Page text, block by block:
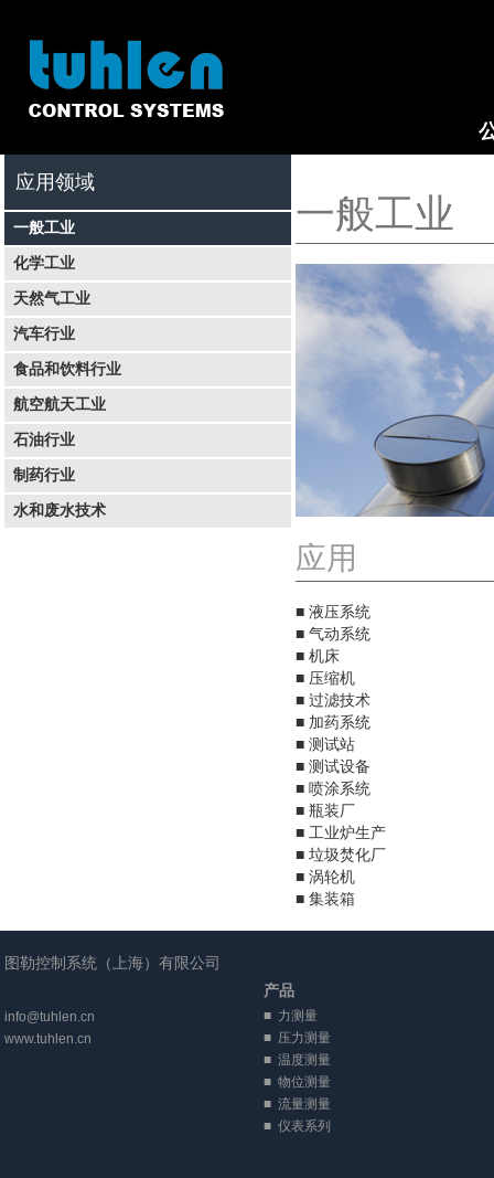
应用领域
一般工业
化学工业
天然气工业
汽车行业
食品和饮料行业
航空航天工业
石油行业
制药行业
水和废水技术
一般工业
应用
■ 液压系统
■ 气动系统
■ 机床
■ 压缩机
■ 过滤技术
■ 加药系统
■ 测试站
■ 测试设备
■ 喷涂系统
■ 瓶装厂
■ 工业炉生产
■ 垃圾焚化厂
■ 涡轮机
■ 集装箱
图勒控制系统（上海）有限公司
产品
info@tuhlen.cn ■ 力测量
www.tuhlen.cn
■ 压力测量
■ 温度测量
■ 物位测量
■ 流量测量
■ 仪表系列